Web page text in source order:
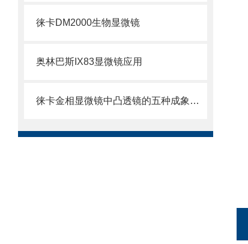
徕卡DM2000生物显微镜
奥林巴斯IX83显微镜应用
徕卡金相显微镜中凸透镜的五种成象规律